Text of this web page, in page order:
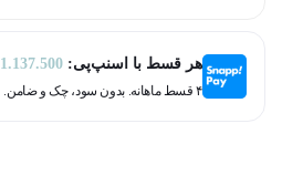
هر قسط با اسنپ‌پی: 1.137.500
۴ قسط ماهانه. بدون سود، چک و ضامن.